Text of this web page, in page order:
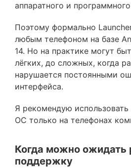
аппаратного и
Поэтому формально
любым телефоном на базе
14. Но на практике могут
лёгких, до сложных, когда
нарушается постоянными
интерфейса.
Я рекомендую использовать
ОС только на телефонах
Когда можно
поддержку